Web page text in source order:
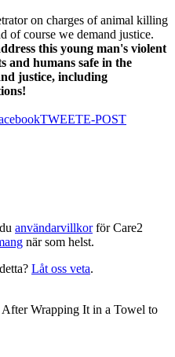
on charges of animal killing
of course we demand justice.
this young man's violent
and humans safe in the
justice, including
TWEETE-POST
användarvillkorför Care2
när som helst.
Låt oss veta.
Wrapping It in a Towel to